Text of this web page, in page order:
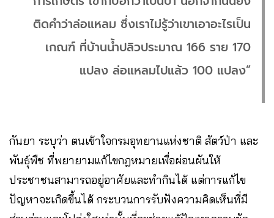
ติดคำว่าล่อแหลม ซึ่งเราไม่รู้ว่าเขาเอาอะไรเป็น
เกณฑ์ ที่บ้านน้ำปลิวประมาณ 166 ราย 170
แปลง ล่อแหลมไปแล้ว 100 แปลง”
กันยา ระบุว่า ตนเข้าใจกรมอุทยานแห่งชาติ สัตว์ป่า และ
พันธุ์พืช ที่พยายามแก้ไขกฎหมายเพื่อผ่อนผันให้
ประชาชนสามารถอยู่อาศัยและทำกินได้ แต่การแก้ไข
ปัญหาจะเกิดขึ้นได้ กระบวนการรับฟังความคิดเห็นที่มี